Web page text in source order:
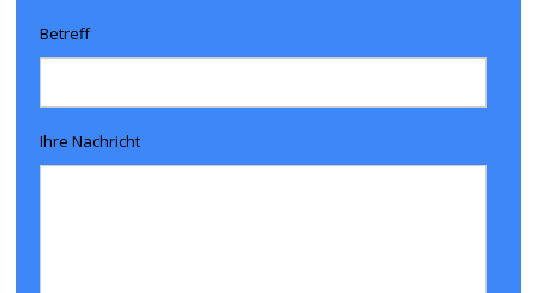
Betreff
Ihre Nachricht